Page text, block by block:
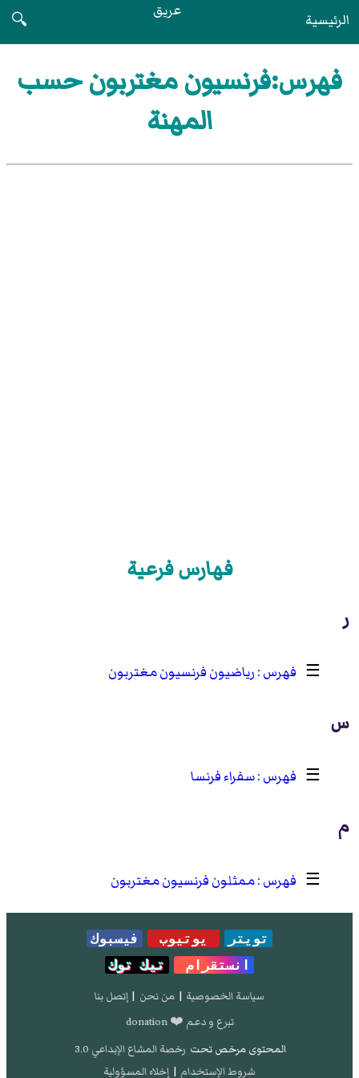
الرئيسية عريق
🔍
فهرس:فرنسيون مغتربون حسب
المهنة
فهارس فرعية
ر
☰ رياضيون فرنسيون مغتربون
س
☰ سفراء فرنسا
م
☰ ممثلون فرنسيون مغتربون
تويتر يوتيوب
فيسبوك
انستقرام
تيك توك
سياسة الخصوصية | من نحن | إتصل بنا
تبرع و دعم ❤️ donation
المحتوى مرخص تحت رخصة المشاع الإبداعي 3.0
شروط الإستخدام | إخلاء المسؤولية